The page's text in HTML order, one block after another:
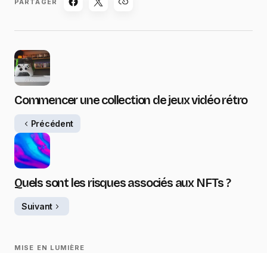
PARTAGER
Commencer une collection de jeux vidéo rétro
Précédent
Quels sont les risques associés aux NFTs ?
Suivant
MISE EN LUMIÈRE